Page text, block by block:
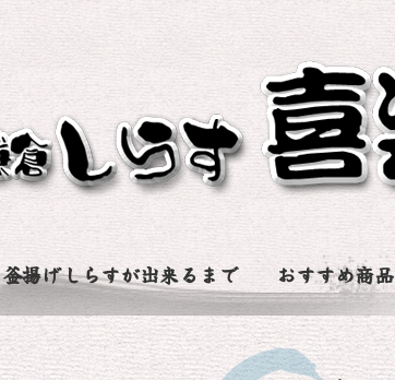
釜揚げしらすが出来るまで おすすめ商品